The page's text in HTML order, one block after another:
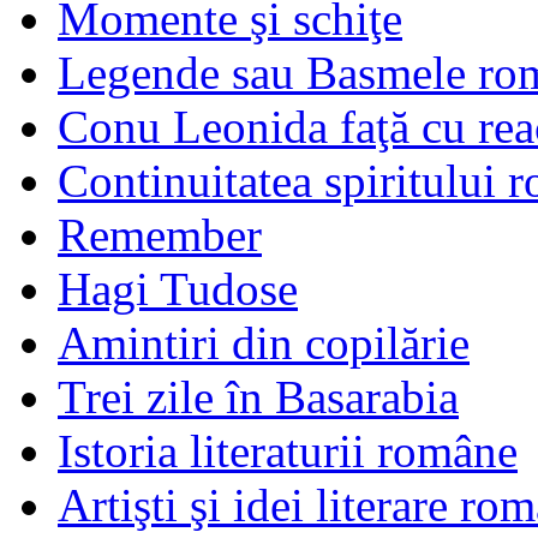
Momente şi schiţe
Legende sau Basmele
Conu Leonida faţă cu
Continuitatea spiritului
Remember
Hagi Tudose
Amintiri din copilărie
Trei zile în Basarabia
Istoria literaturii române
Artişti şi idei literare